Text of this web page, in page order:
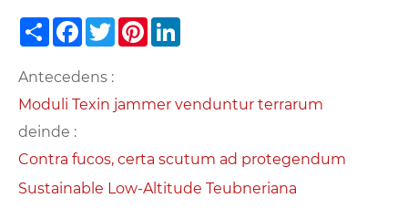
ShareFacebookTwitterPinterest
Antecedens :
Moduli Texin jammer venduntur terrarum
deinde :
Contra fucos, certa scutum ad protegendum
Sustainable Low-Altitude Teubneriana